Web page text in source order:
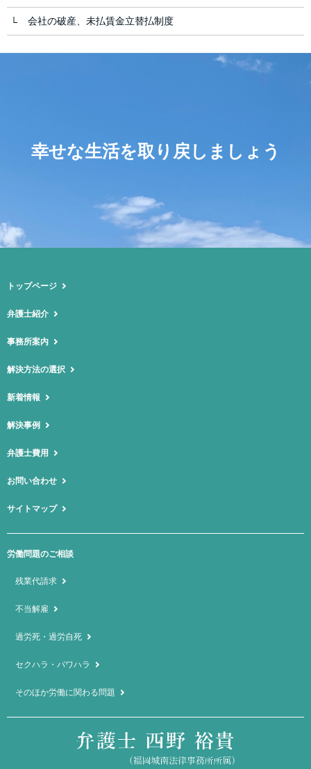
会社の破産、未払賃金立替払制度
幸せな生活を取り戻しましょう
トップページ
弁護士紹介
事務所案内
解決方法の選択
新着情報
解決事例
弁護士費用
お問い合わせ
サイトマップ
労働問題のご相談
残業代請求
不当解雇
過労死・過労自死
セクハラ・パワハラ
そのほか労働に関わる問題